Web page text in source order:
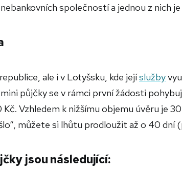
společností a jednou z nich je
ale i v Lotyšsku, kde jejíslužby
půjčky se v rámci první žádosti
Kč. Vzhledem k nižšímu objemu úvěru je
můžete si lhůtu prodloužit až o 40 dní
jsou následující: